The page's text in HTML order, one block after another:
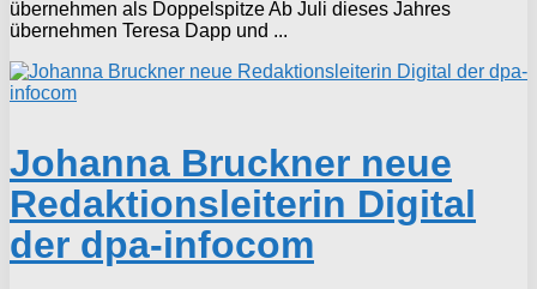
übernehmen als Doppelspitze Ab Juli dieses Jahres
übernehmen Teresa Dapp und ...
Johanna Bruckner neue
Redaktionsleiterin Digital
der dpa-infocom